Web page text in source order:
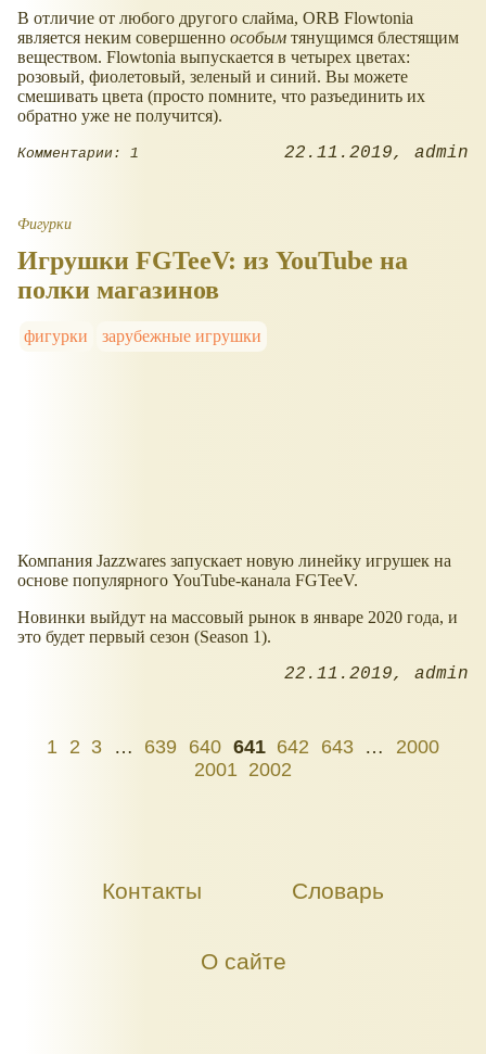
В отличие от любого другого слайма, ORB Flowtonia
является неким совершенно особым тянущимся блестящим
веществом. Flowtonia выпускается в четырех цветах:
розовый, фиолетовый, зеленый и синий. Вы можете
смешивать цвета (просто помните, что разъединить их
обратно уже не получится).
Комментарии: 1 22.11.2019 admin
Фигурки
Игрушки FGTeeV: из YouTube на
полки магазинов
фигурки зарубежные игрушки
Компания Jazzwares запускает новую линейку игрушек на
основе популярного YouTube-канала FGTeeV.
Новинки выйдут на массовый рынок в январе 2020 года, и
это будет первый сезон (Season 1).
22.11.2019 admin
1 2 3 … 639 640 641 642 643 …
2000
2001 2002
Контакты Словарь
О сайте